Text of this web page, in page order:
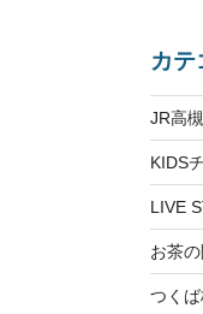
カテ
JR高
KIDS
LIVE
お茶の
つくば